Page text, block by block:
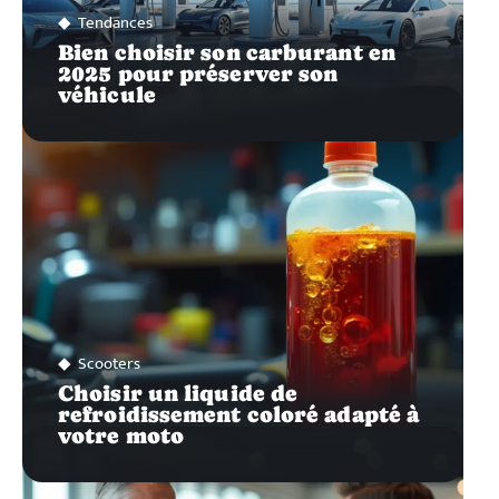
Tendances
Bien choisir son carburant en
2025 pour préserver son
véhicule
Scooters
Choisir un liquide de
refroidissement coloré adapté à
votre moto